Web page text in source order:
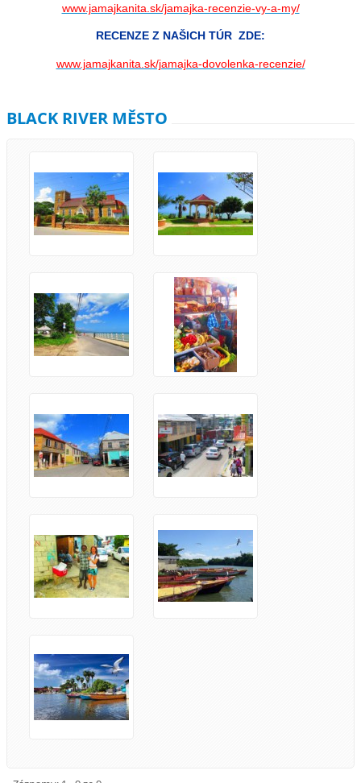
www.jamajkanita.sk/jamajka-recenzie-vy-a-my/
RECENZE Z NAŠICH TÚR ZDE:
www.jamajkanita.sk/jamajka-dovolenka-recenzie/
BLACK RIVER MĚSTO